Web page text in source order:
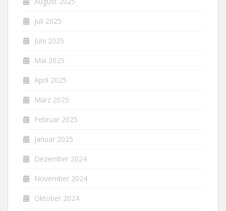
Juli 2025
Juni 2025
Mai 2025
April 2025
März 2025
Februar 2025
Januar 2025
Dezember 2024
November 2024
Oktober 2024